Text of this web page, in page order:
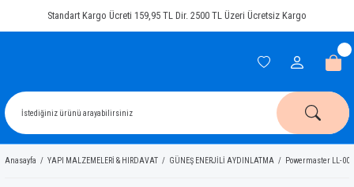
Standart Kargo Ücreti 159,95 TL Dir. 2500 TL Üzeri Ücretsiz Kargo
Anasayfa YAPI MALZEMELERİ & HIRDAVAT GÜNEŞ ENERJİLİ AYDINLATMA Powermaster LL-